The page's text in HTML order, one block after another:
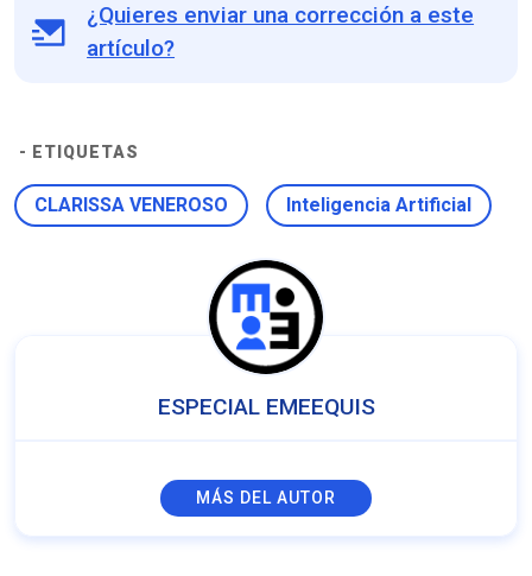
¿Quieres enviar una corrección a este
artículo?
- ETIQUETAS
CLARISSA VENEROSO Inteligencia Artificial
ESPECIAL EMEEQUIS
MÁS DEL AUTOR